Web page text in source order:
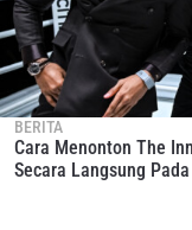
BERITA
Cara Menonton The
Secara Langsung